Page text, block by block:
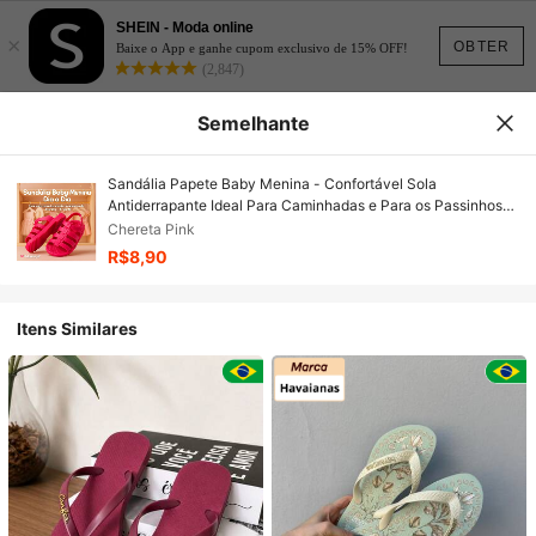
OBTER
×
SHEIN - Moda online
Baixe o App e ganhe cupom exclusivo de 15% OFF!
(2,847)
Semelhante
Sandália Papete Baby Menina - Confortável Sola
Antiderrapante Ideal Para Caminhadas e Para os Passinhos
do 17 ao 24 - PRONTA ENTREGA
Chereta Pink
R$8,90
Itens Similares